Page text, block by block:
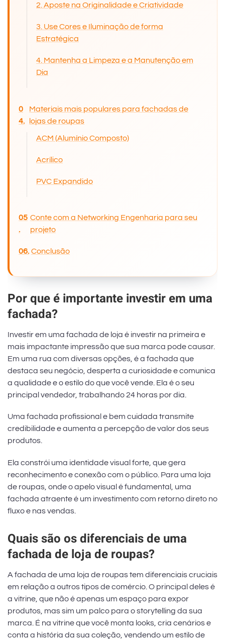
2. Aposte na Originalidade e Criatividade
3. Use Cores e Iluminação de forma
Estratégica
4. Mantenha a Limpeza e a Manutenção em
Dia
Materiais mais populares para fachadas de
lojas de roupas
ACM (Alumínio Composto)
Acrílico
PVC Expandido
Conte com a Networking Engenharia para seu
projeto
Conclusão
Por que é importante investir em uma
fachada?
Investir em uma fachada de loja é investir na primeira e
mais impactante impressão que sua marca pode causar.
Em uma rua com diversas opções, é a fachada que
destaca seu negócio, desperta a curiosidade e comunica
a qualidade e o estilo do que você vende. Ela é o seu
principal vendedor, trabalhando 24 horas por dia.
Uma fachada profissional e bem cuidada transmite
credibilidade e aumenta a percepção de valor dos seus
produtos.
Ela constrói uma identidade visual forte, que gera
reconhecimento e conexão com o público. Para uma loja
de roupas, onde o apelo visual é fundamental, uma
fachada atraente é um investimento com retorno direto no
fluxo e nas vendas.
Quais são os diferenciais de uma
fachada de loja de roupas?
A fachada de uma loja de roupas tem diferenciais cruciais
em relação a outros tipos de comércio. O principal deles é
a vitrine, que não é apenas um espaço para expor
produtos, mas sim um palco para o storytelling da sua
marca. É na vitrine que você monta looks, cria cenários e
conta a história da sua coleção, vendendo um estilo de